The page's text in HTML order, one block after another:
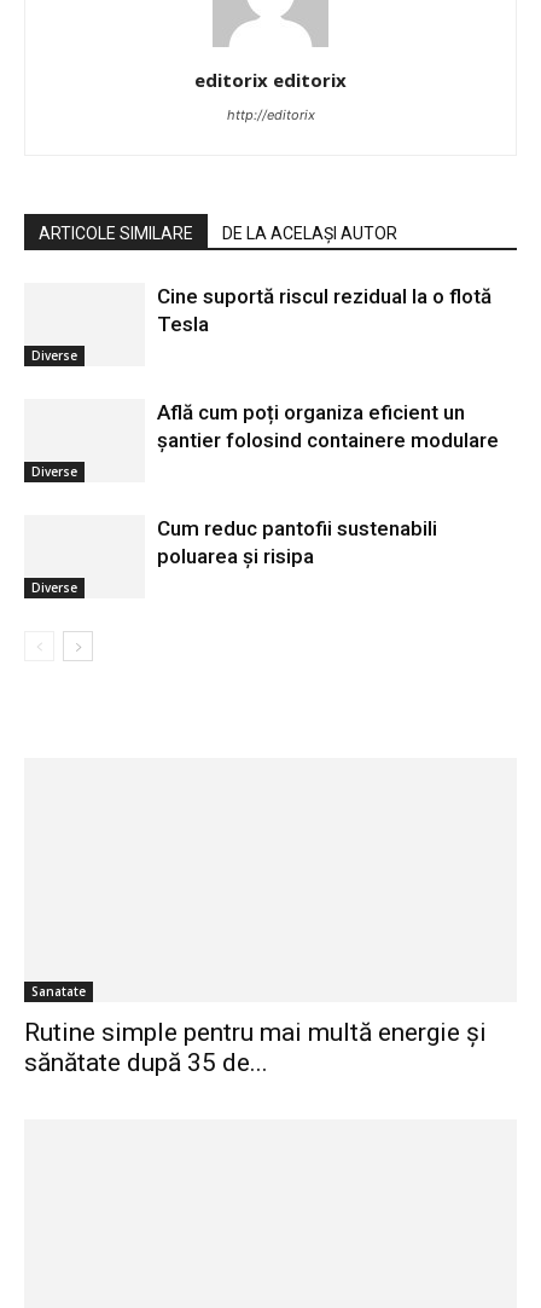
editorix editorix
http://editorix
ARTICOLE SIMILARE DE LA ACELAȘI AUTOR
Diverse
Cine suportă riscul rezidual la o flotă
Tesla
Diverse
Află cum poți organiza eficient un
șantier folosind containere modulare
Diverse
Cum reduc pantofii sustenabili
poluarea și risipa
Sanatate
Rutine simple pentru mai multă energie și
sănătate după 35 de...